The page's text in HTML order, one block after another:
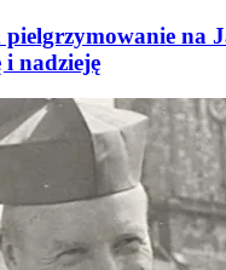
pielgrzymowanie na
nadzieję